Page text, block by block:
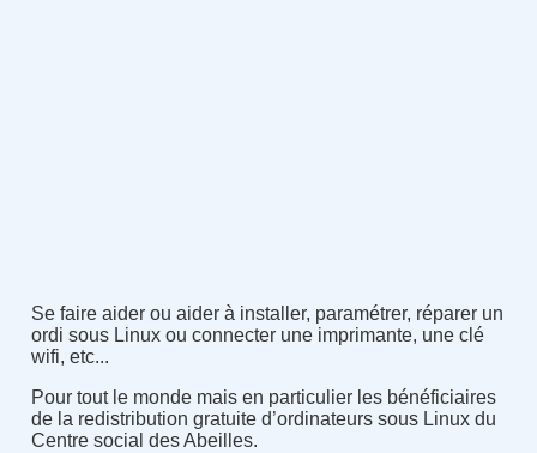
Se faire aider ou aider à installer, paramétrer, réparer un
ordi sous Linux ou connecter une imprimante, une clé
wifi, etc...
Pour tout le monde mais en particulier les bénéficiaires
de la redistribution gratuite d’ordinateurs sous Linux du
Centre social des Abeilles.